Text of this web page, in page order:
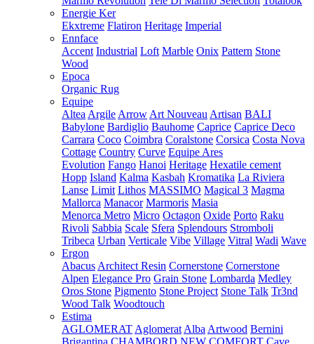
Energie Ker
Ekxtreme Flatiron Heritage Imperial
Ennface
Accent Industrial Loft Marble Onix Pattern Stone
Wood
Epoca
Organic Rug
Equipe
Altea Argile Arrow Art Nouveau Artisan BALI
Babylone Bardiglio Bauhome Caprice Caprice Deco
Carrara Coco Coimbra Coralstone Corsica Costa Nova
Cottage Country Curve Equipe Ares
Evolution Fango Hanoi Heritage Hexatile cement
Hopp Island Kalma Kasbah Kromatika La Riviera
Lanse Limit Lithos MASSIMO Magical 3 Magma
Mallorca Manacor Marmoris Masia
Menorca Metro Micro Octagon Oxide Porto Raku
Rivoli Sabbia Scale Sfera Splendours Stromboli
Tribeca Urban Verticale Vibe Village Vitral Wadi Wave
Ergon
Abacus Architect Resin Cornerstone Cornerstone
Alpen Elegance Pro Grain Stone Lombarda Medley
Oros Stone Pigmento Stone Project Stone Talk Tr3nd
Wood Talk Woodtouch
Estima
AGLOMERAT Aglomerat Alba Artwood Bernini